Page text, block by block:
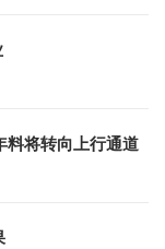
料将转向上行通道